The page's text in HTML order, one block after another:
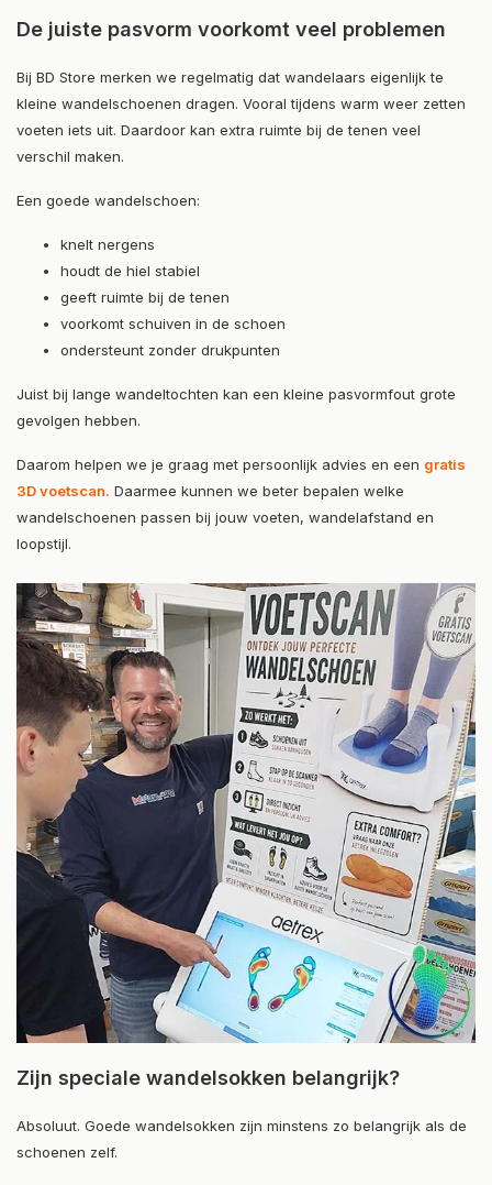
De juiste pasvorm voorkomt veel problemen
Bij BD Store merken we regelmatig dat wandelaars eigenlijk te
kleine wandelschoenen dragen. Vooral tijdens warm weer zetten
voeten iets uit. Daardoor kan extra ruimte bij de tenen veel
verschil maken.
Een goede wandelschoen:
knelt nergens
houdt de hiel stabiel
geeft ruimte bij de tenen
voorkomt schuiven in de schoen
ondersteunt zonder drukpunten
Juist bij lange wandeltochten kan een kleine pasvormfout grote
gevolgen hebben.
Daarom helpen we je graag met persoonlijk advies en een gratis
3D voetscan. Daarmee kunnen we beter bepalen welke
wandelschoenen passen bij jouw voeten, wandelafstand en
loopstijl.
Zijn speciale wandelsokken belangrijk?
Absoluut. Goede wandelsokken zijn minstens zo belangrijk als de
schoenen zelf.